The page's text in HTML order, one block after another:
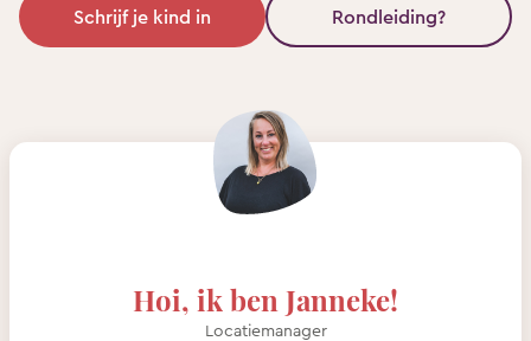
Schrijf je kind in Rondleiding?
Hoi, ik ben Janneke!
Locatiemanager